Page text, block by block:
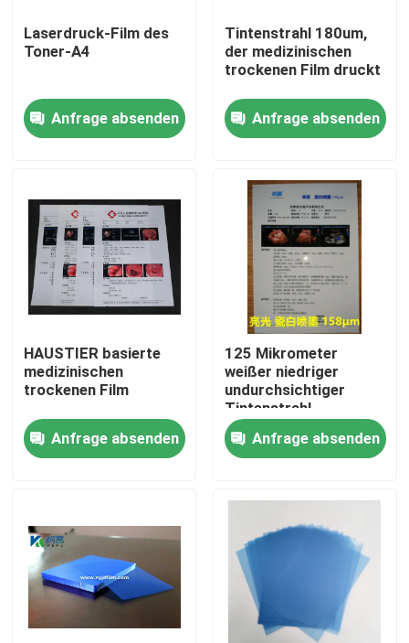
Startseite
Über uns
Fabrik Tour
Qualitätskontrolle
Nachrichten
Medizinisches X Ray Film
Tintenstrahl X Ray Film
Laserdruck-Film des
Toner-A4
Anfrage absenden
Tintenstrahl 180um,
der medizinischen
trockenen Film druckt
Anfrage absenden
HAUSTIER basierte
medizinischen
trockenen Film
Anfrage absenden
125 Mikrometer
weißer niedriger
undurchsichtiger
Tintenstrahl-
medizinischer Film
dreidimensionale CT-
Scan-Film-
Anfrage absenden